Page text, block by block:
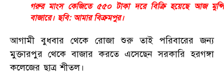
গরুর মাংস কেজিতে ৫৫০ টাকা দরে বিক্রি হয়েছে আজ
বাজারে। ছবি: আমার বিক্রমপুর।
আগামী বুধবার থেকে রোজা শুরু তাই পরিবারের জন্য
মুক্তারপুর থেকে বাজার করতে এসেছেন সরকারি হরগঙ্গা
কলেজের ছাত্র শীতল।